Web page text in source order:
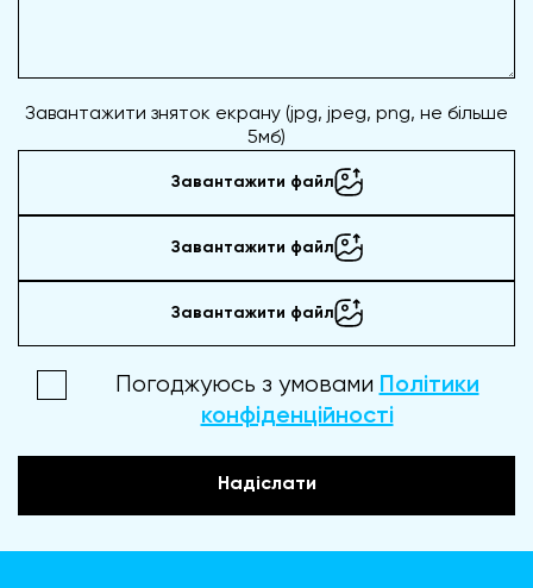
Завантажити зняток екрану (jpg, jpeg, png, не більше
5мб)
Завантажити файл
Завантажити файл
Завантажити файл
Погоджуюсь з умовами Політики
конфіденційності
Надіслати